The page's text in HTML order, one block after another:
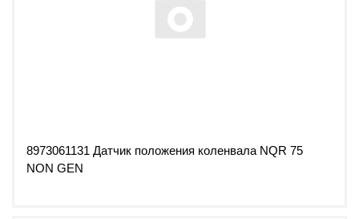
8973061131 Датчик положения коленвала NQR 75
NON GEN